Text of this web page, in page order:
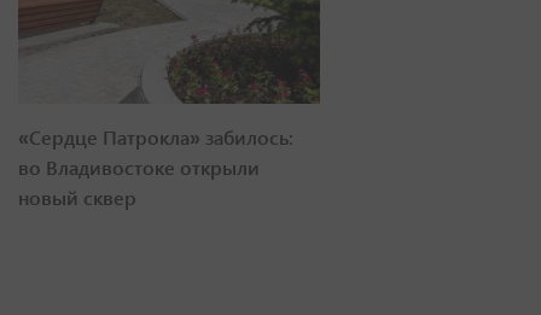
«Сердце Патрокла» забилось:
во Владивостоке открыли
новый сквер